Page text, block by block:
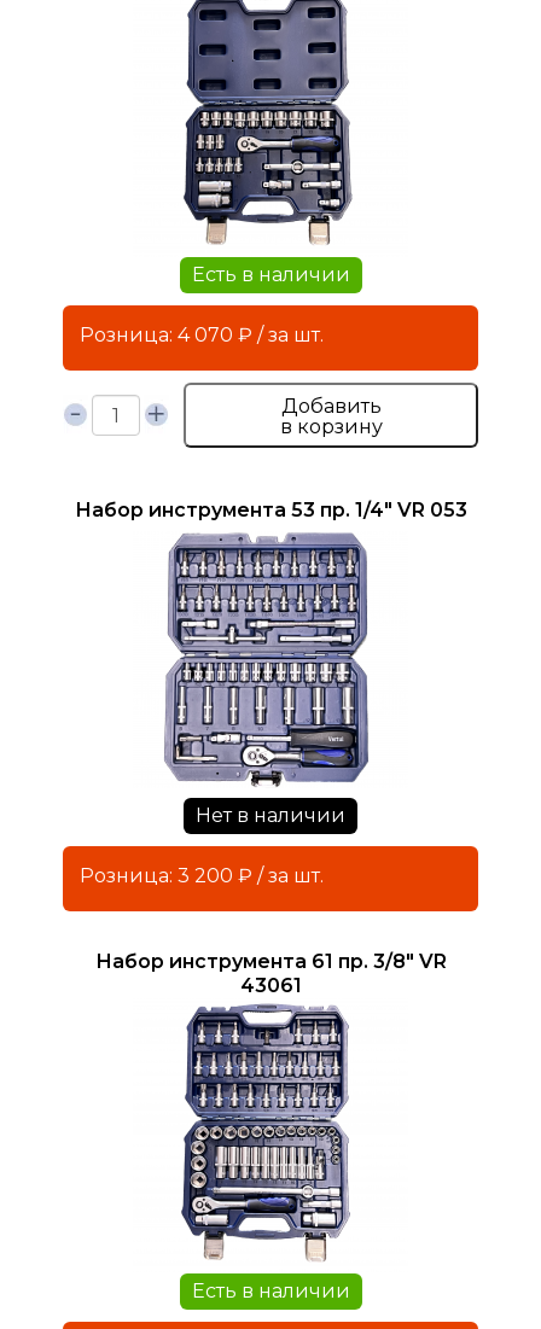
Есть в наличии
Розница: 4 070 ₽ / за шт.
Добавить
в корзину
Набор инструмента 53 пр. 1/4" VR 053
Нет в наличии
Розница: 3 200 ₽ / за шт.
Набор инструмента 61 пр. 3/8" VR
43061
Есть в наличии